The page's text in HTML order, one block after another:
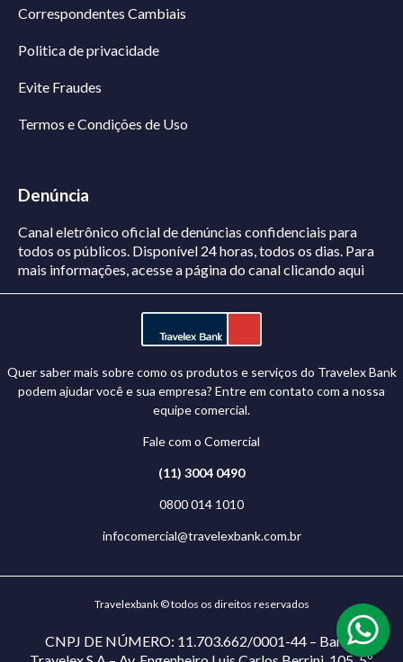
Correspondentes Cambiais
Politica de privacidade
Evite Fraudes
Termos e Condições de Uso
Denúncia
Canal eletrônico oficial de denúncias confidenciais para
todos os públicos. Disponível 24 horas, todos os dias. Para
mais informações, acesse a página do canalclicando aqui
Quer saber mais sobre como os produtos e serviços do Travelex Bank
podem ajudar você e sua empresa? Entre em contato com a nossa
equipe comercial.
Fale com o Comercial
(11) 3004 0490
0800 014 1010
infocomercial@travelexbank.com.br
Travelexbank © todos os direitos reservados
CNPJ DE NÚMERO: 11.703.662/0001-44 – Banco